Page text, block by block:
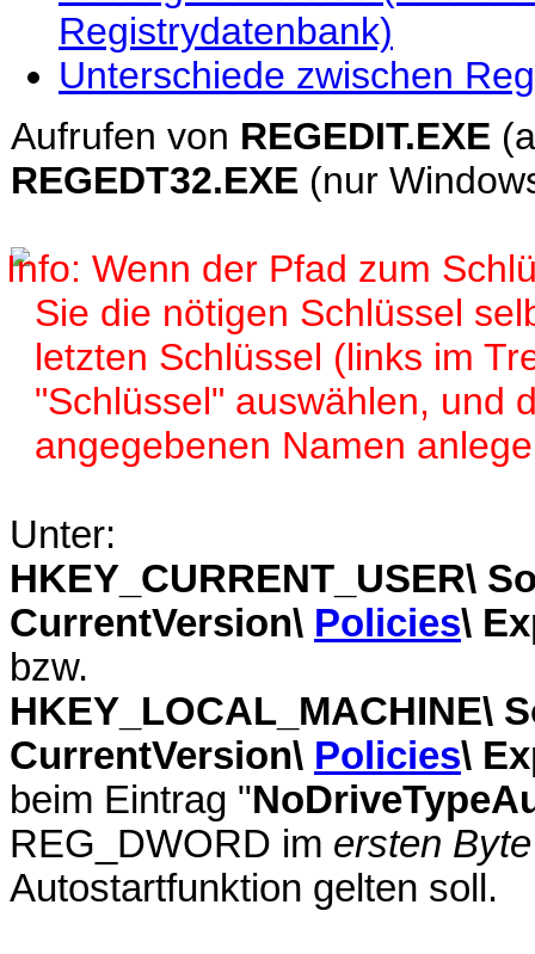
Registrydatenbank)
Unterschiede zwischen
Aufrufen von REGEDIT.EXE
REGEDT32.EXE (nur
Wenn der Pfad zum
Sie die nötigen Schlüssel
letzten Schlüssel (links im
"Schlüssel" auswählen, und
angegebenen Namen
Unter:
HKEY_CURRENT_USER\
CurrentVersion\ Policies\
bzw.
HKEY_LOCAL_MACHINE\
CurrentVersion\ Policies\
beim Eintrag "
REG_DWORD im ersten Byte
Autostartfunktion gelten soll.